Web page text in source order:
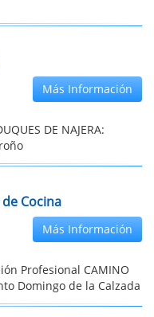
Más Información
DE NAJERA:
Cocina
Más Información
Profesional CAMINO
Domingo de la Calzada